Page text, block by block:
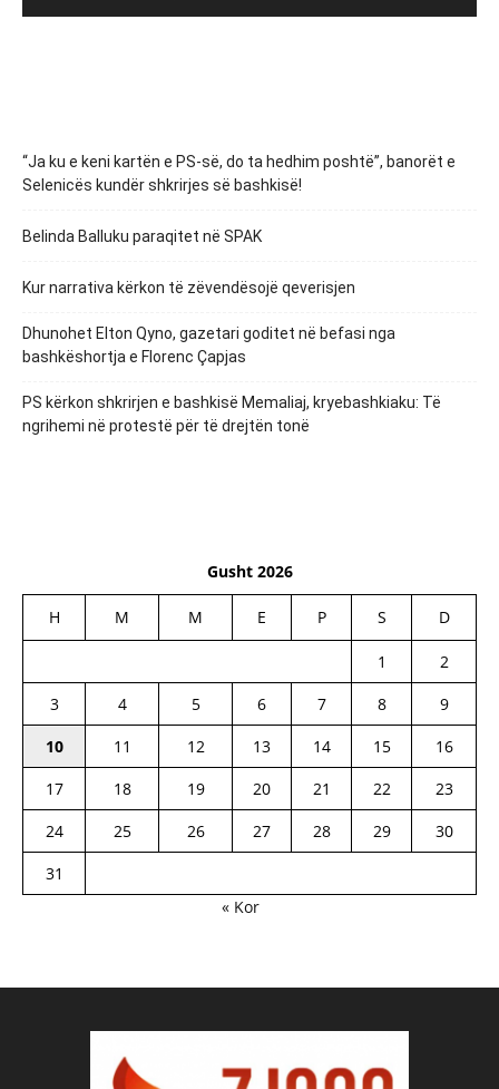
“Ja ku e keni kartën e PS-së, do ta hedhim poshtë”, banorët e
Selenicës kundër shkrirjes së bashkisë!
Belinda Balluku paraqitet në SPAK
Kur narrativa kërkon të zëvendësojë qeverisjen
Dhunohet Elton Qyno, gazetari goditet në befasi nga
bashkëshortja e Florenc Çapjas
PS kërkon shkrirjen e bashkisë Memaliaj, kryebashkiaku: Të
ngrihemi në protestë për të drejtën tonë
Gusht 2026
H M M E P S D
1
2
3
4 5 6 7 8
9
10
11 12 13 14 15
16
17
18 19 20 21 22
23
24
25 26 27 28 29
30
31
« Kor